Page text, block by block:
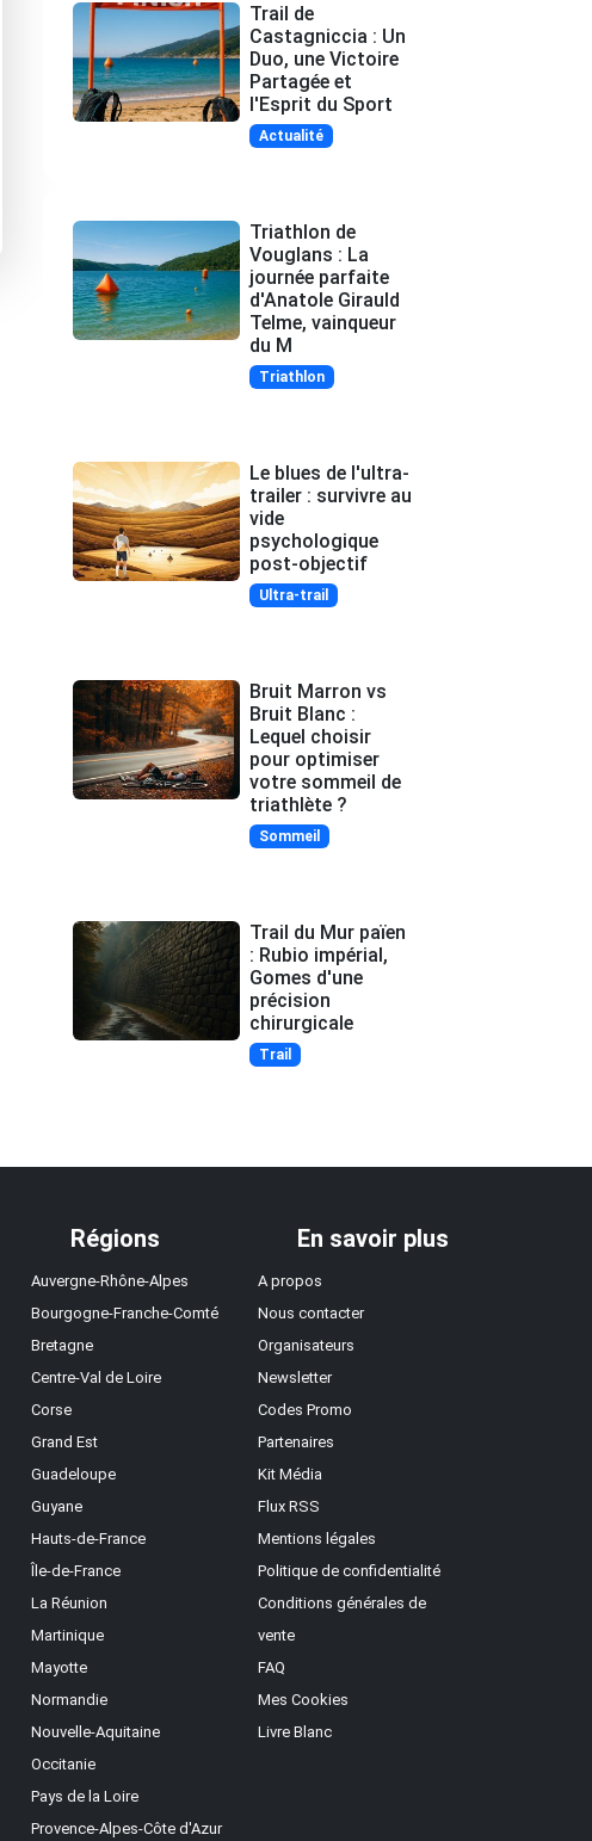
Trail de
Castagniccia : Un
Duo, une Victoire
Partagée et
l'Esprit du Sport
Actualité
Triathlon de
Vouglans : La
journée parfaite
d'Anatole Girauld
Telme, vainqueur
du M
Triathlon
Le blues de l'ultra-
trailer : survivre au
vide
psychologique
post-objectif
Ultra-trail
Bruit Marron vs
Bruit Blanc :
Lequel choisir
pour optimiser
votre sommeil de
triathlète ?
Sommeil
Trail du Mur païen
: Rubio impérial,
Gomes d'une
précision
chirurgicale
Trail
Régions
Auvergne-Rhône-Alpes
Bourgogne-Franche-Comté
Bretagne
Centre-Val de Loire
Corse
Grand Est
Guadeloupe
Guyane
Hauts-de-France
Île-de-France
La Réunion
Martinique
Mayotte
Normandie
Nouvelle-Aquitaine
Occitanie
Pays de la Loire
Provence-Alpes-Côte d'Azur
En savoir plus
A propos
Nous contacter
Organisateurs
Newsletter
Codes Promo
Partenaires
Kit Média
Flux RSS
Mentions légales
Politique de confidentialité
Conditions générales de
vente
FAQ
Mes Cookies
Livre Blanc